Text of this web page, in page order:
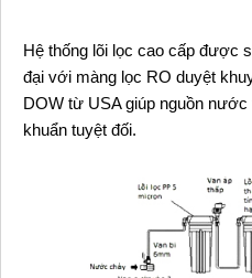
Hệ thống lõi lọc cao cấp được
đại với màng lọc RO duyệt
DOW từ USA giúp nguồn
khuẩn tuyệt đối.